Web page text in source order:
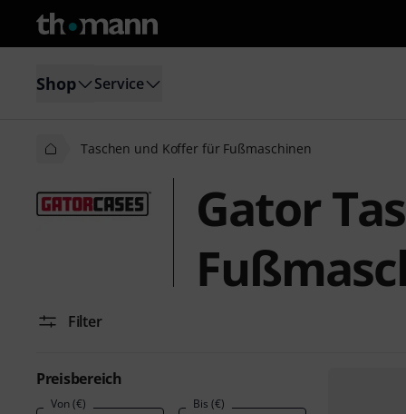
Shop Service
Taschen und Koffer für Fußmaschinen
Gator
Filter
Preisbereich
Von (€) Bis (€)